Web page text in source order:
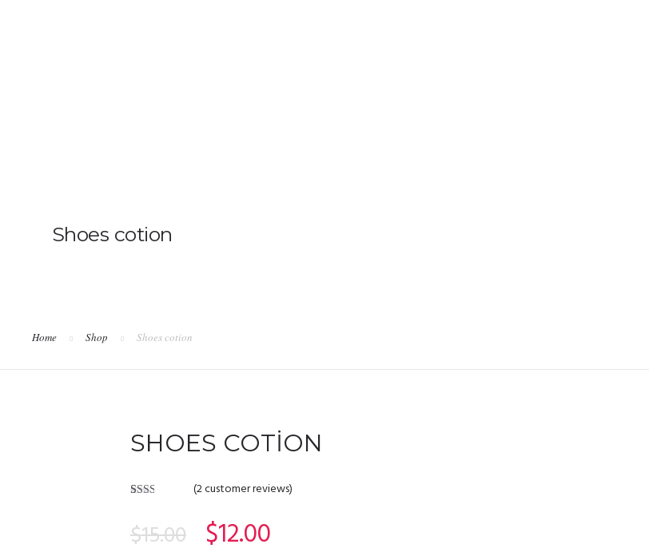
Shoes cotion
Home Shop Shoes cotion
SHOES COTION
out
of 5
(2customer reviews)
$15.00 $12.00